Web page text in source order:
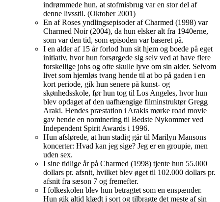
indrømmede hun, at stofmisbrug var en stor del af
denne livsstil. (Oktober 2001)
En af Roses yndlingsepisoder af Charmed (1998) var
Charmed Noir (2004), da hun elsker alt fra 1940erne,
som var den tid, som episoden var baseret på.
I en alder af 15 år forlod hun sit hjem og boede på eget
initiativ, hvor hun forsørgede sig selv ved at have flere
forskellige jobs og ofte skulle lyve om sin alder. Selvom
livet som hjemløs tvang hende til at bo på gaden i en
kort periode, gik hun senere på kunst- og
skønhedsskole, før hun tog til Los Angeles, hvor hun
blev opdaget af den uafhængige filminstruktør Gregg
Araki. Hendes præstation i Arakis mørke road movie
gav hende en nominering til Bedste Nykommer ved
Independent Spirit Awards i 1996.
Hun afslørede, at hun stadig går til Marilyn Mansons
koncerter: Hvad kan jeg sige? Jeg er en groupie, men
uden sex.
I sine tidlige år på Charmed (1998) tjente hun 55.000
dollars pr. afsnit, hvilket blev øget til 102.000 dollars pr.
afsnit fra sæson 7 og fremefter.
I folkeskolen blev hun betragtet som en enspænder.
Hun gik altid klædt i sort og tilbragte det meste af sin